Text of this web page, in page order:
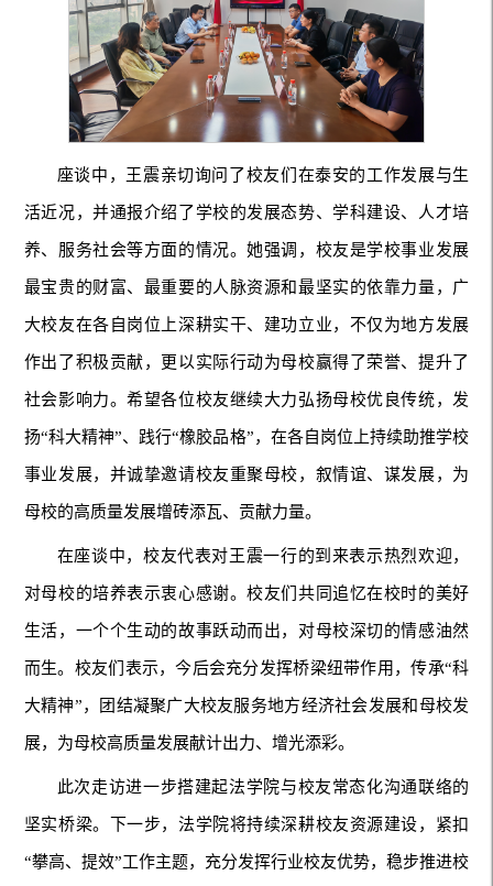
座谈中，王震亲切询问了校友们在泰安的工作发展与生
活近况，并通报介绍了学校的发展态势、学科建设、人才培
养、服务社会等方面的情况。她强调，校友是学校事业发展
最宝贵的财富、最重要的人脉资源和最坚实的依靠力量，广
大校友在各自岗位上深耕实干、建功立业，不仅为地方发展
作出了积极贡献，更以实际行动为母校赢得了荣誉、提升了
社会影响力。希望各位校友继续大力弘扬母校优良传统，发
扬“科大精神”、践行“橡胶品格”，在各自岗位上持续助推学校
事业发展，并诚挚邀请校友重聚母校，叙情谊、谋发展，为
母校的高质量发展增砖添瓦、贡献力量。
在座谈中，校友代表对王震一行的到来表示热烈欢迎，
对母校的培养表示衷心感谢。校友们共同追忆在校时的美好
生活，一个个生动的故事跃动而出，对母校深切的情感油然
而生。校友们表示，今后会充分发挥桥梁纽带作用，传承“科
大精神”，团结凝聚广大校友服务地方经济社会发展和母校发
展，为母校高质量发展献计出力、增光添彩。
此次走访进一步搭建起法学院与校友常态化沟通联络的
坚实桥梁。下一步，法学院将持续深耕校友资源建设，紧扣
“攀高、提效”工作主题，充分发挥行业校友优势，稳步推进校